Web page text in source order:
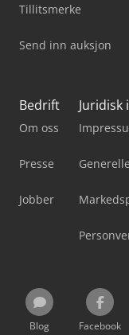
Tillitsmerke
Send inn auksjon
Bedrift
Om oss
Presse
Jobber
Juridisk
Blog Facebook